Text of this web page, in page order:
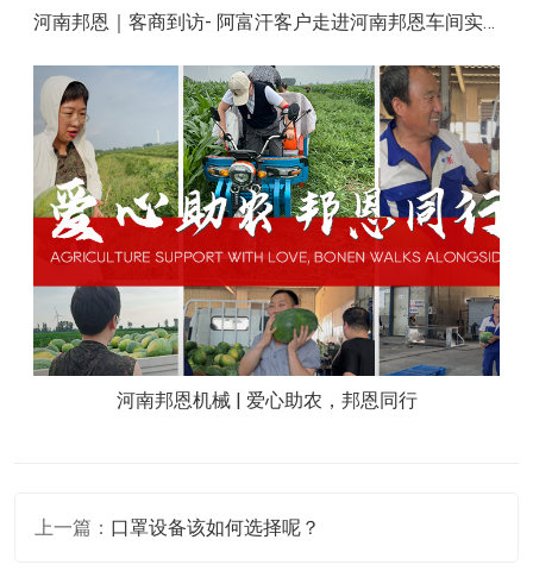
河南邦恩｜客商到访- 阿富汗客户走进河南邦恩车间实地洽谈合作
河南邦恩机械 | 爱心助农，邦恩同行
上一篇： 口罩设备该如何选择呢？